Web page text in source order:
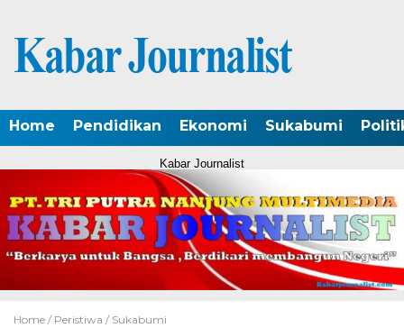
Home Pendidikan Ekonomi Sukabumi
Kabar Journalist
Home / Peristiwa / Sukabumi